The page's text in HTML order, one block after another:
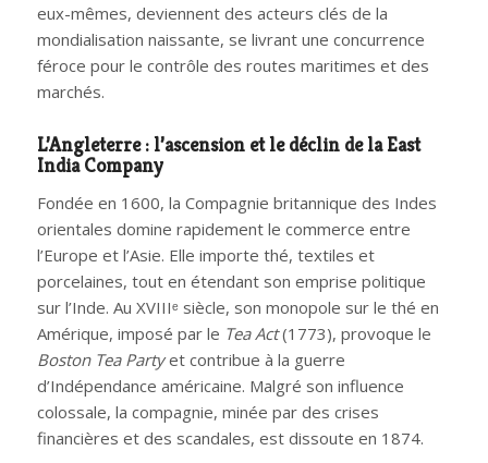
eux-mêmes, deviennent des acteurs clés de la
mondialisation naissante, se livrant une concurrence
féroce pour le contrôle des routes maritimes et des
marchés.
L’Angleterre : l’ascension et le déclin de la East
India Company
Fondée en 1600, la Compagnie britannique des Indes
orientales domine rapidement le commerce entre
l’Europe et l’Asie. Elle importe thé, textiles et
porcelaines, tout en étendant son emprise politique
sur l’Inde. Au XVIIIᵉ siècle, son monopole sur le thé en
Amérique, imposé par le Tea Act(1773), provoque le
Boston Tea Partyet contribue à la guerre
d’Indépendance américaine. Malgré son influence
colossale, la compagnie, minée par des crises
financières et des scandales, est dissoute en 1874.